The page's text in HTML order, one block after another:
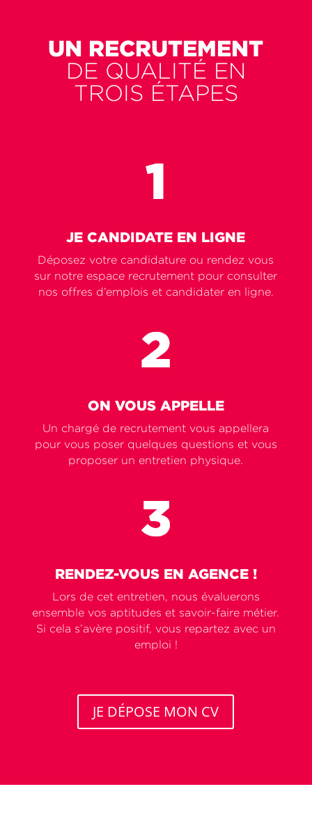
UN RECRUTEMENT
DE QUALITÉ EN
TROIS ÉTAPES
JE CANDIDATE EN LIGNE
Déposez votre candidature ou rendez vous
sur notre espace recrutement pour consulter
nos offres d’emplois et candidater en ligne.
ON VOUS APPELLE
Un chargé de recrutement vous appellera
pour vous poser quelques questions et vous
proposer un entretien physique.
RENDEZ-VOUS EN AGENCE !
Lors de cet entretien, nous évaluerons
ensemble vos aptitudes et savoir-faire métier.
Si cela s’avère positif, vous repartez avec un
emploi !
JE DÉPOSE MON CV